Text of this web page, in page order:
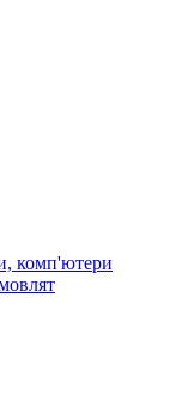
комп'ютери